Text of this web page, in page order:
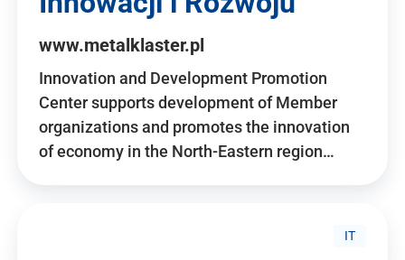
www.metalklaster.pl
Innovation and Development Promotion
Center supports development of Member
organizations and promotes the innovation
of economy in the North-Eastern region…
IT